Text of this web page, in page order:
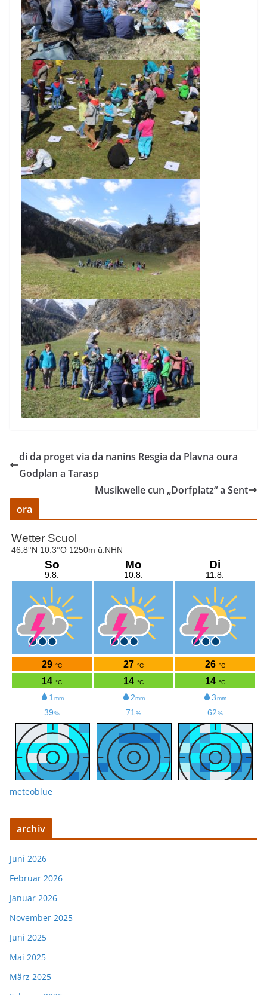
di da proget via da nanins Resgia da Plavna oura
Godplan a Tarasp
Musikwelle cun „Dorfplatz“ a Sent
ora
meteoblue
archiv
Juni 2026
Februar 2026
Januar 2026
November 2025
Juni 2025
Mai 2025
März 2025